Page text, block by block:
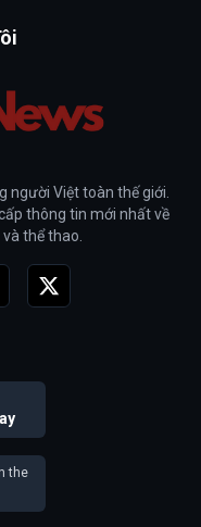
người Việt toàn thế giới.
thông tin mới nhất về
thể thao.
the